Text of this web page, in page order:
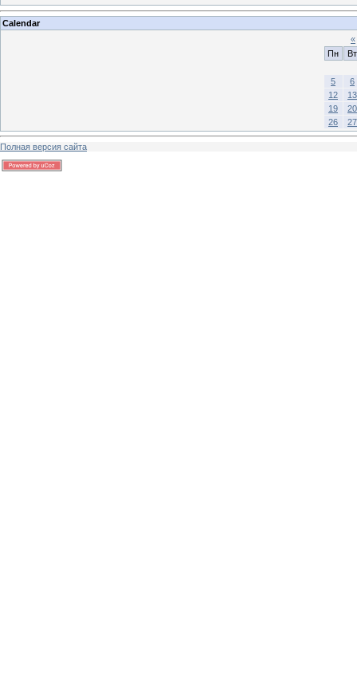
Calendar
«
Пн
Вт
5
6
12
13
19
20
26
27
Полная версия сайта